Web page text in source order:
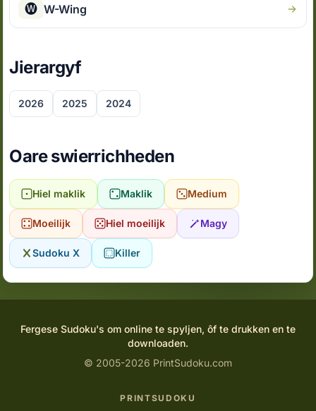
🅦 W-Wing
Jierargyf
2026 2025 2024
Oare swierrichheden
Hiel maklik Maklik Medium
Moeilijk Hiel moeilijk Magy
Sudoku X Killer
Fergese Sudoku's om online te spyljen, ôf te drukken en te
downloaden.
© 2005-2026 PrintSudoku.com
PRINTSUDOKU